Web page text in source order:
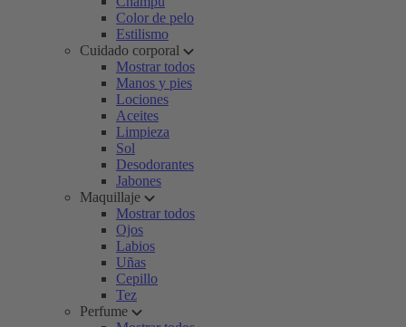
Color de pelo
Estilismo
Cuidado corporal
Mostrar todos
Manos y pies
Lociones
Aceites
Limpieza
Sol
Desodorantes
Jabones
Maquillaje
Mostrar todos
Ojos
Labios
Uñas
Cepillo
Tez
Perfume